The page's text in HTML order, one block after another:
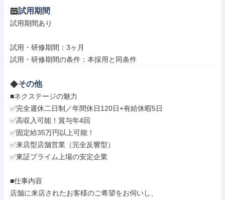
試用期間
試用期間あり
試用・研修期間：3ヶ月
その他
■ネクステージの魅力
✅完全週休二日制／年間休日120日+有給休暇5日
✅高収入可能！賞与年4回
✅固定給35万円以上可能！
✅来店型店舗営業（完全反響型）
✅東証プライム上場の安定企業
■仕事内容
店舗に来店されたお客様のご希望をお伺いし、